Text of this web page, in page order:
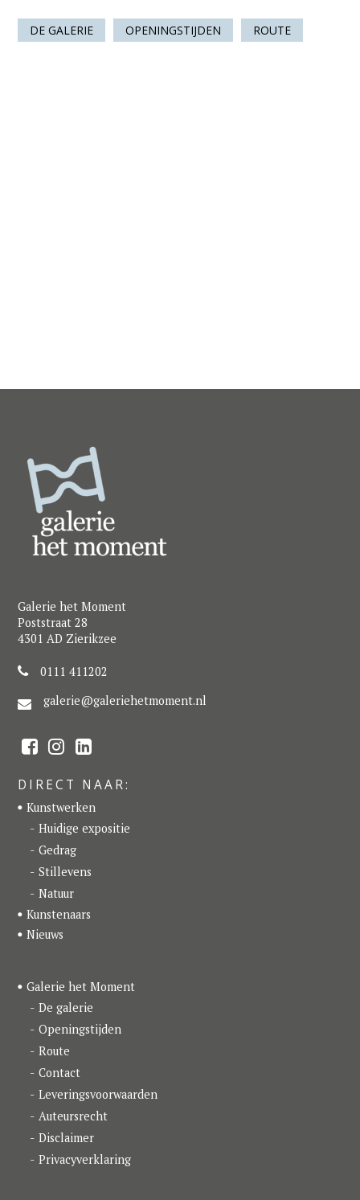
DE GALERIE OPENINGSTIJDEN ROUTE
Galerie het Moment
Poststraat 28
4301 AD Zierikzee
0111 411202
galerie@galeriehetmoment.nl
F
a
e
b
o
o
k
t
a
g
r
a
m
L
i
k
e
d
I
n
DIRECT NAAR:
Kunstwerken
Huidige expositie
Gedrag
Stillevens
Natuur
Kunstenaars
Nieuws
Galerie het Moment
De galerie
Openingstijden
Route
Contact
Leveringsvoorwaarden
Auteursrecht
Disclaimer
Privacyverklaring